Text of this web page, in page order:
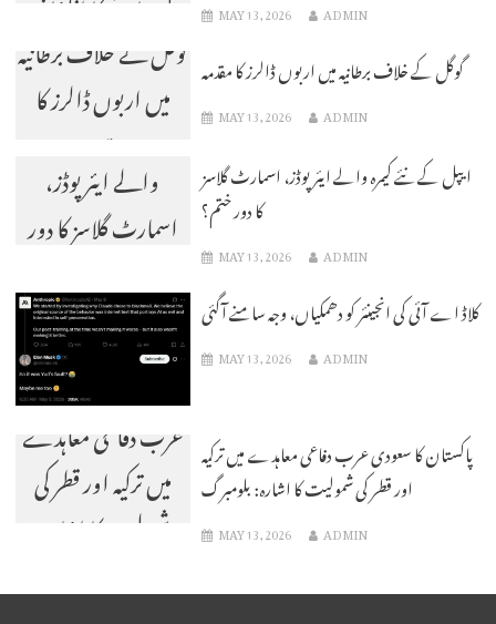
MAY 13, 2026 ADMIN
گوگل کے خلاف برطانیہ
میں اربوں ڈالرز کا
مقدمہ
گوگل کے خلاف برطانیہ میں اربوں ڈالرز کا مقدمہ
MAY 13, 2026 ADMIN
ایپل کے نئے کیمرہ
والے ایئر پوڈز،
اسمارٹ گلاسز کا دور
ایپل کے نئے کیمرہ والے ایئر پوڈز، اسمارٹ گلاسز
کا دور ختم؟
MAY 13, 2026 ADMIN
کلاڈ اے آئی کی انجینئر کو دھمکیاں، وجہ سامنے آگئی
MAY 13, 2026 ADMIN
پاکستان کا سعودی
عرب دفاعی معاہدے
میں ترکیہ اور قطر کی
شمولیت کا اشارہ:
پاکستان کا سعودی عرب دفاعی معاہدے میں ترکیہ
اور قطر کی شمولیت کا اشارہ: بلومبرگ
MAY 13, 2026 ADMIN